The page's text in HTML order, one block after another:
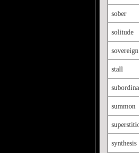
sober
solitude
sovereign
stall
summon
synthesis